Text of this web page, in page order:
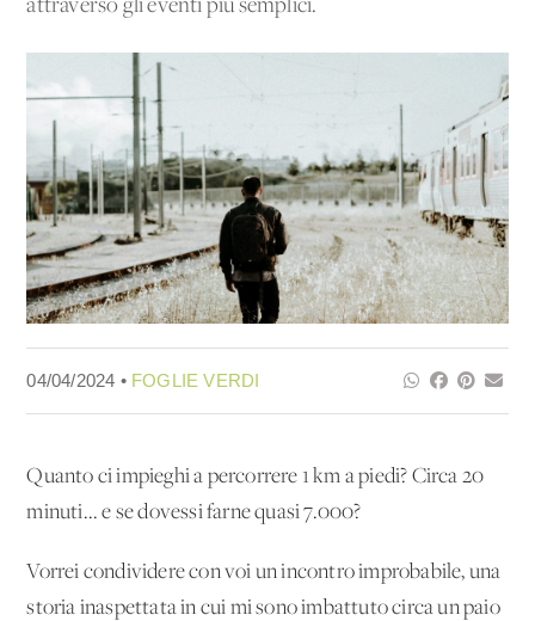
attraverso gli eventi più semplici.
04/04/2024 • FOGLIE VERDI
Quanto ci impieghi a percorrere 1 km a piedi? Circa 20
minuti... e se dovessi farne quasi 7.000?
Vorrei condividere con voi un incontro improbabile, una
storia inaspettata in cui mi sono imbattuto circa un paio